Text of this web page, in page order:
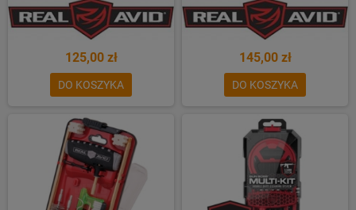
125,00 zł
DO KOSZYKA
145,00 zł
DO KOSZYKA